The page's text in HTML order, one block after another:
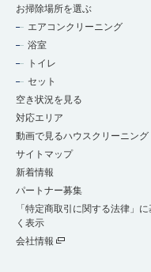
お掃除場所を選ぶ
エアコンクリーニング
浴室
トイレ
セット
空き状況を見る
対応エリア
動画で見るハウスクリーニング
サイトマップ
新着情報
パートナー募集
「特定商取引に関する法律」
く表示
会社情報